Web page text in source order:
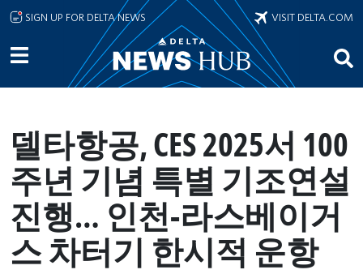
Skip to main content
SIGN UP FOR DELTA NEWS VISIT DELTA.COM
델타항공, CES 2025서 100
주년 기념 특별 기조연설
진행… 인천-라스베이거
스 차터기 한시적 운항